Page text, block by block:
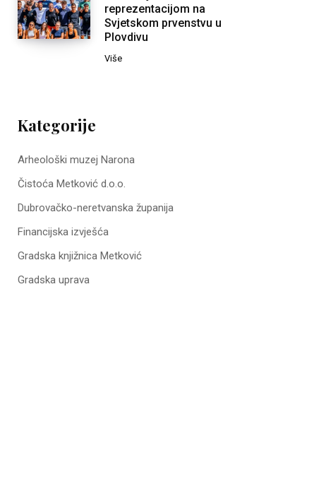
reprezentacijom na
Svjetskom prvenstvu u
Plovdivu
Više
Kategorije
Arheološki muzej Narona
Čistoća Metković d.o.o.
Dubrovačko-neretvanska županija
Financijska izvješća
Gradska knjižnica Metković
Gradska uprava